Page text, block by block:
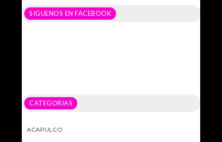
SIGUENOS EN FACEBOOK
CATEGORIAS
ACAPULCO